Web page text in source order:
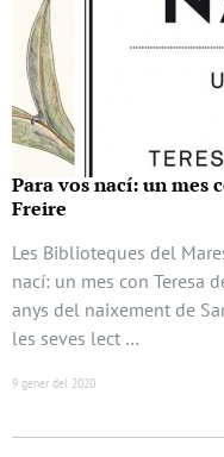
Para vos nací: un mes
Freire
Les Biblioteques del
nací: un mes con Teresa
anys del naixement de
les seves lect …
9 gener del 2020